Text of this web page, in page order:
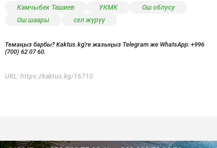
Камчыбек Ташиев УКМК
Ош облусу
Ош шаары
сел жүрүү
Темаңыз барбы? Kaktus.kg'ге жазыңыз Telegram же WhatsApp: +996
(700) 62 07 60.
URL: https://kaktus.kg/16710